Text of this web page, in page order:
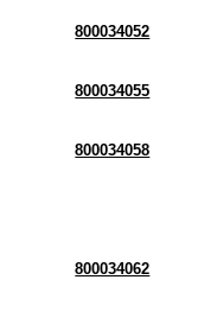
800034052
800034055
800034058
800034062